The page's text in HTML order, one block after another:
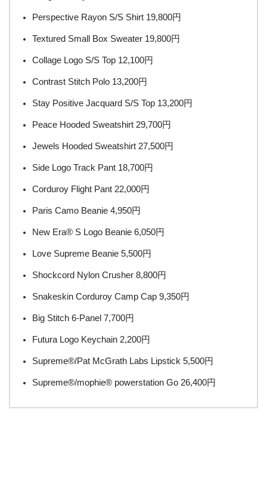
Perspective Rayon S/S Shirt 19,800円
Textured Small Box Sweater 19,800円
Collage Logo S/S Top 12,100円
Contrast Stitch Polo 13,200円
Stay Positive Jacquard S/S Top 13,200円
Peace Hooded Sweatshirt 29,700円
Jewels Hooded Sweatshirt 27,500円
Side Logo Track Pant 18,700円
Corduroy Flight Pant 22,000円
Paris Camo Beanie 4,950円
New Era® S Logo Beanie 6,050円
Love Supreme Beanie 5,500円
Shockcord Nylon Crusher 8,800円
Snakeskin Corduroy Camp Cap 9,350円
Big Stitch 6-Panel 7,700円
Futura Logo Keychain 2,200円
Supreme®/Pat McGrath Labs Lipstick 5,500円
Supreme®/mophie® powerstation Go 26,400円